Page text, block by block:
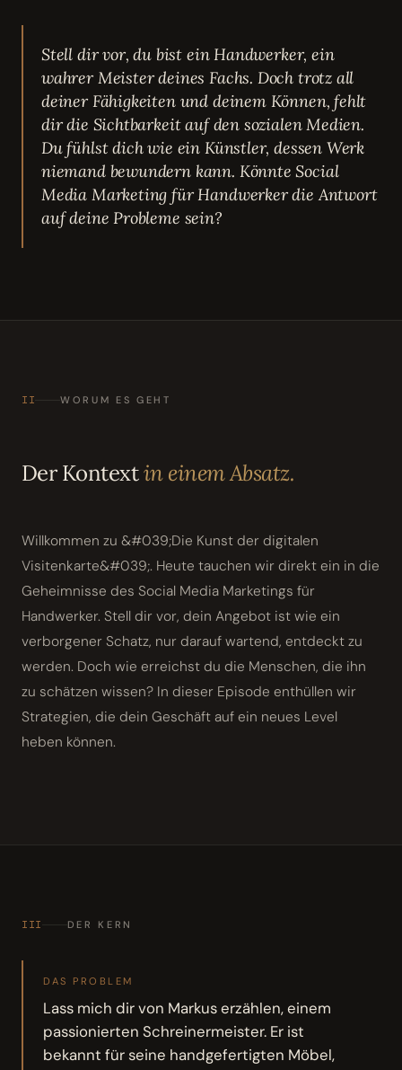
Stell dir vor, du bist ein Handwerker, ein
wahrer Meister deines Fachs. Doch trotz all
deiner Fähigkeiten und deinem Können, fehlt
dir die Sichtbarkeit auf den sozialen Medien.
Du fühlst dich wie ein Künstler, dessen Werk
niemand bewundern kann. Könnte Social
Media Marketing für Handwerker die Antwort
auf deine Probleme sein?
II WORUM ES GEHT
Der Kontextin einem Absatz.
Willkommen zu &#039;Die Kunst der digitalen
Visitenkarte&#039;. Heute tauchen wir direkt ein in die
Geheimnisse des Social Media Marketings für
Handwerker. Stell dir vor, dein Angebot ist wie ein
verborgener Schatz, nur darauf wartend, entdeckt zu
werden. Doch wie erreichst du die Menschen, die ihn
zu schätzen wissen? In dieser Episode enthüllen wir
Strategien, die dein Geschäft auf ein neues Level
heben können.
III DER KERN
DAS PROBLEM
Lass mich dir von Markus erzählen, einem
passionierten Schreinermeister. Er ist
bekannt für seine handgefertigten Möbel,